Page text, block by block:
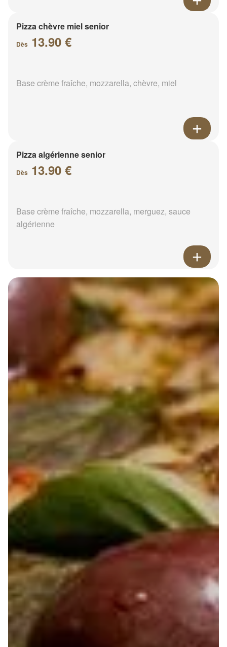
Pizza chèvre miel senior
Dès 13.90 €
Base crème fraîche, mozzarella, chèvre, miel
Pizza algérienne senior
Dès 13.90 €
Base crème fraîche, mozzarella, merguez, sauce
algérienne